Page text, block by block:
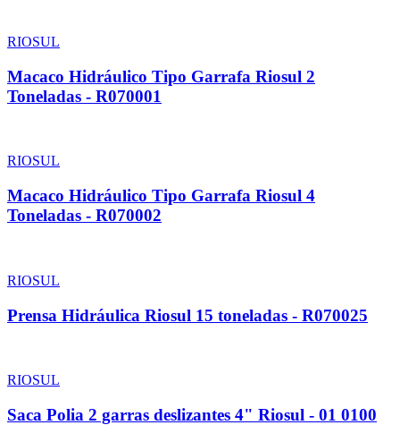
RIOSUL
Macaco Hidráulico Tipo Garrafa Riosul 2
Toneladas - R070001
RIOSUL
Macaco Hidráulico Tipo Garrafa Riosul 4
Toneladas - R070002
RIOSUL
Prensa Hidráulica Riosul 15 toneladas - R070025
RIOSUL
Saca Polia 2 garras deslizantes 4" Riosul - 01 0100